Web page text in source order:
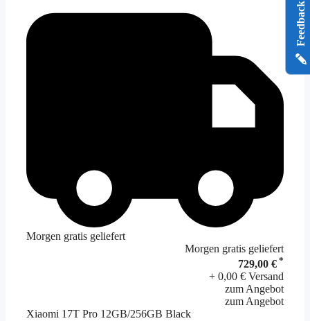
Morgen gratis geliefert
Morgen gratis geliefert
729,00 € *
+ 0,00 € Versand
zum Angebot
zum Angebot
Xiaomi 17T Pro 12GB/256GB Black
Feedback